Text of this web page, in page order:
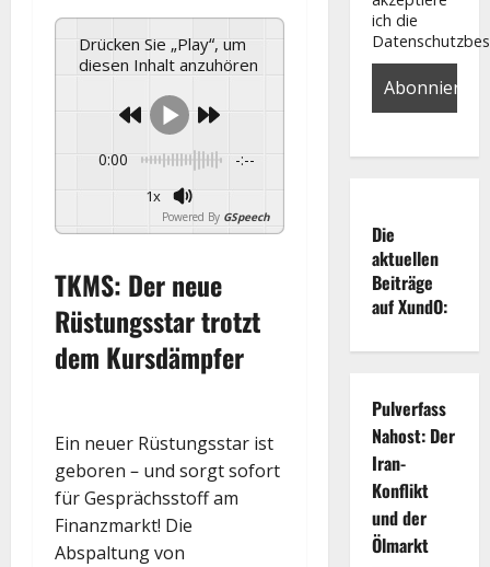
Drücken Sie „Play“, um
diesen Inhalt anzuhören
0:00 -:--
1x
Powered By GSpeech
TKMS: Der neue
Rüstungsstar trotzt
dem Kursdämpfer
Ein neuer Rüstungsstar ist
geboren – und sorgt sofort
für Gesprächsstoff am
Finanzmarkt! Die
Abspaltung von
ich die
Die
aktuellen
Beiträge
auf XundO:
Pulverfass
Nahost: Der
Iran-
Konflikt
und der
Ölmarkt